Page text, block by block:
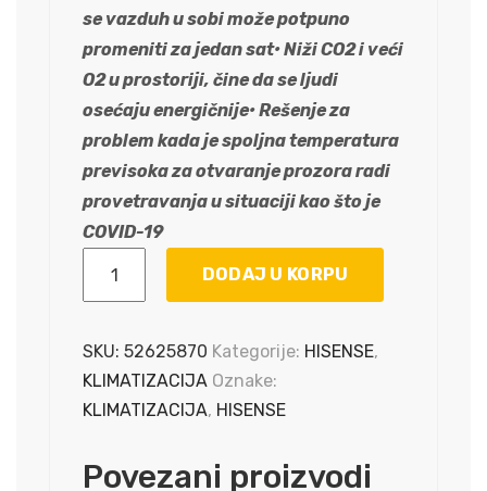
se vazduh u sobi može potpuno
promeniti za jedan sat• Niži CO2 i veći
O2 u prostoriji, čine da se ljudi
osećaju energičnije• Rešenje za
problem kada je spoljna temperatura
previsoka za otvaranje prozora radi
provetravanja u situaciji kao što je
COVID-19
KA
INVERTER
WIFI
SMART
DODAJ U KORPU
SKU: 52625870 Kategorije: HISENSE,
KLIMATIZACIJA Oznake:
KLIMATIZACIJA, HISENSE
Povezani proizvodi